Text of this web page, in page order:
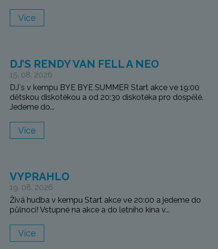
Více
DJ’S RENDY VAN FELL A NEO
15. 08. 2026
DJ`s v kempu BYE BYE SUMMER Start akce ve 19:00
dětskou diskotékou a od 20:30 diskotéka pro dospělé.
Jedeme do...
Více
VYPRAHLO
19. 08. 2026
Živá hudba v kempu Start akce ve 20:00 a jedeme do
půlnoci! Vstupné na akce a do letního kina v...
Více